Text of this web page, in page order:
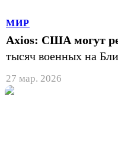
МИР
Axios: США могут
тысяч военных на
27 мар. 2026